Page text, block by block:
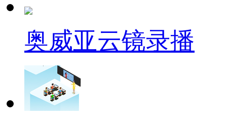
奥威亚云镜录播